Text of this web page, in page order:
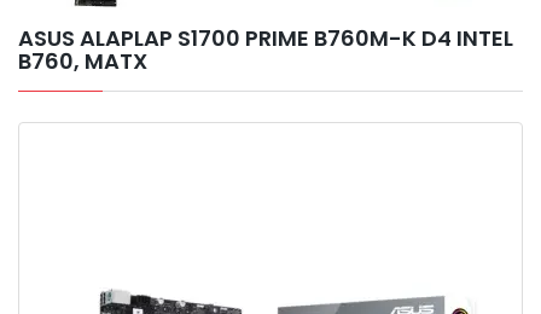
ASUS ALAPLAP S1700 PRIME B760M-K D4 INTEL
B760, MATX